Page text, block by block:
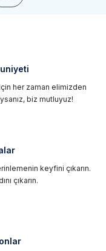
her zaman elimizden
biz mutluyuz!
keyfini çıkarın.
çıkarın.